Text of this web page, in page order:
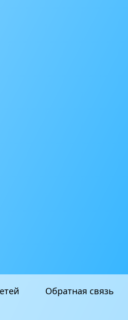
Обратная связь